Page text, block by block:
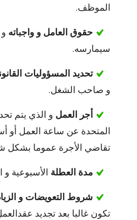
الموظف.
حقوق العامل و واجباته
سيمارسه.
تحديد المسؤوليات
و صاحب الشغل.
أجر العمل و الذي يتم
المتحدة عن ساعة العمل أو
تقاضي الأجرة عموما بشكل
مدة العطلة الأسبوعية و
شروط التعويضات و
تكون غالبا بعد تجديد